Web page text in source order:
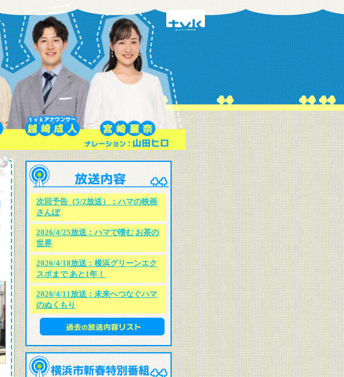
次回予告（5/2放送）：ハマの映画
さんぽ
2026/4/25放送：ハマで嗜む お茶の
世界
2026/4/18放送：横浜グリーンエク
スポまで あと1年！
2026/4/11放送：未来へつなぐハマ
のぬくもり